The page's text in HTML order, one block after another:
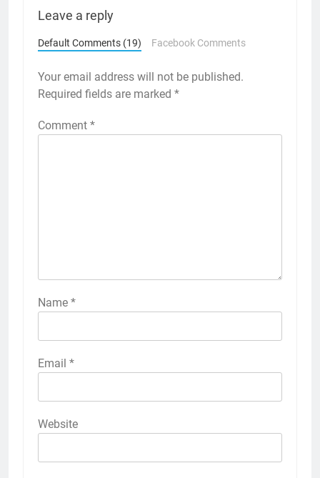
Leave a reply
Default Comments (19) Facebook Comments
Your email address will not be published.
Required fields are marked *
Comment *
Name *
Email *
Website